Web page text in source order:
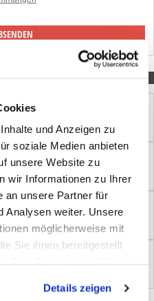
und Anzeigen zu
soziale Medien anbieten
unsere Website zu
wir Informationen zu Ihrer
an unsere Partner für
Analysen weiter. Unsere
möglicherweise mit
Sie ihnen bereitgestellt
weiterhin nutzen.
Details zeigen
INTERESSIEREN: